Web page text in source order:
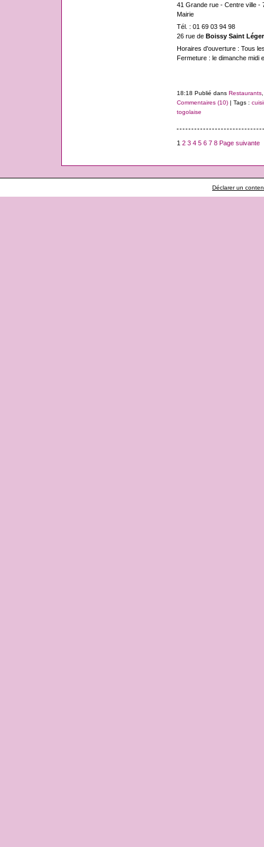
41 Grande rue - Centre ville -
Mairie
Tél. : 01 69 03 94 98
26 rue de Boissy Saint Léger
Horaires d'ouverture : Tous
Fermeture : le dimanche midi
18:18 Publié dans Restaurants
Commentaires (10)| Tags :
togolaise
1 2 3 4 5 6 7 8 Page suivante
Déclarer un